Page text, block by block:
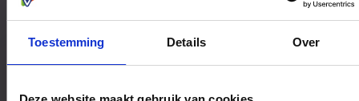
Toestemming Details Over